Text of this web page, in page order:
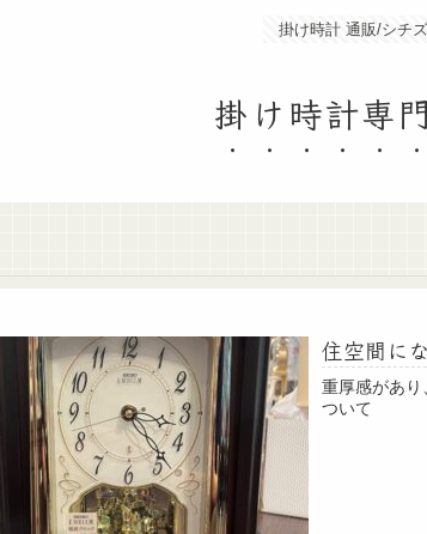
掛け時計 通販/シチ
掛け時計専
住空間に
重厚感があ
ついて